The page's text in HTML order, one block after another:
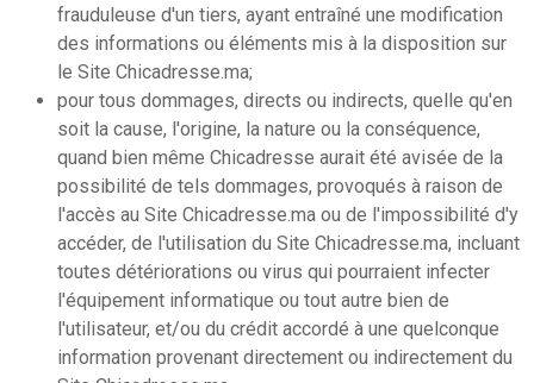
frauduleuse d'un tiers, ayant entraîné une modification
des informations ou éléments mis à la disposition sur
le Site Chicadresse.ma;
pour tous dommages, directs ou indirects, quelle qu'en
soit la cause, l'origine, la nature ou la conséquence,
quand bien même Chicadresse aurait été avisée de la
possibilité de tels dommages, provoqués à raison de
l'accès au Site Chicadresse.ma ou de l'impossibilité d'y
accéder, de l'utilisation du Site Chicadresse.ma, incluant
toutes détériorations ou virus qui pourraient infecter
l'équipement informatique ou tout autre bien de
l'utilisateur, et/ou du crédit accordé à une quelconque
information provenant directement ou indirectement du